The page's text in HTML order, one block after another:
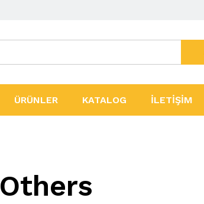
ÜRÜNLER KATALOG İLETİŞİM
Others